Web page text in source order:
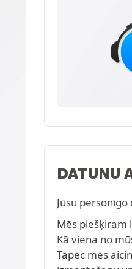
DATUNU
Jūsu
Mēs piešķiram
Kā viena no
Tāpēc mēs